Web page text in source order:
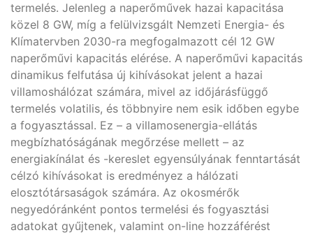
termelés. Jelenleg a naperőművek hazai kapacitása
közel 8 GW, míg a felülvizsgált Nemzeti Energia- és
Klímatervben 2030-ra megfogalmazott cél 12 GW
naperőművi kapacitás elérése. A naperőművi kapacitás
dinamikus felfutása új kihívásokat jelent a hazai
villamoshálózat számára, mivel az időjárásfüggő
termelés volatilis, és többnyire nem esik időben egybe
a fogyasztással. Ez – a villamosenergia-ellátás
megbízhatóságának megőrzése mellett – az
energiakínálat és -kereslet egyensúlyának fenntartását
célzó kihívásokat is eredményez a hálózati
elosztótársaságok számára. Az okosmérők
negyedóránként pontos termelési és fogyasztási
adatokat gyűjtenek, valamint on-line hozzáférést